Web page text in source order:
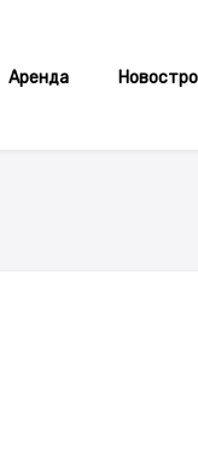
Аренда